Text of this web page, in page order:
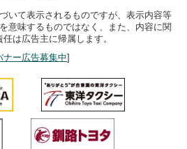
いて表示されるものですが、表示内容等
意味するものではなく、また、内容に関
は広告主に帰属します。
ナー広告募集中]